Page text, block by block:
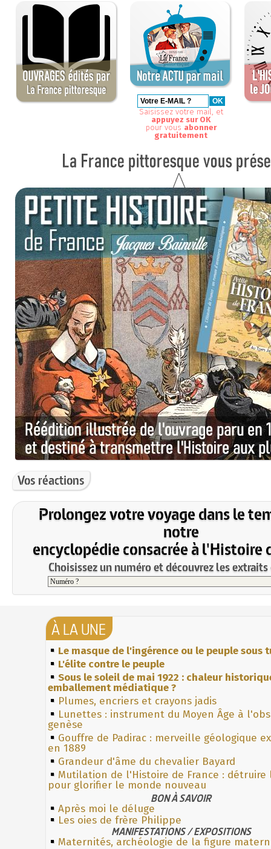
Saisissez votre mail, et
appuyez sur OK
pour vous abonner
gratuitement
Vos réactions
Prolongez votre voyage dans le
notre
encyclopédie consacrée à l'Histoire
Choisissez un numéro et découvrez les
À LA UNE
Le masque de l'ingérence ou le peuple sous
L'élite contre le peuple
Sous le soleil de mai 1922 : chaleur
emballement médiatique ?
Plumes, encriers et crayons jadis
Lunettes : instrument du Moyen Âge à
genèse
Gouffre de Padirac : merveille géologique
en 1889
Grandeur d'âme du chevalier Bayard
Mutilation de l'Histoire de France : détruire
pour glorifier le monde nouveau
BON À SAVOIR
Après moi le déluge
Les oies de frère Philippe
MANIFESTATIONS / EXPOSITIONS
Maternités, archéologie de la figure